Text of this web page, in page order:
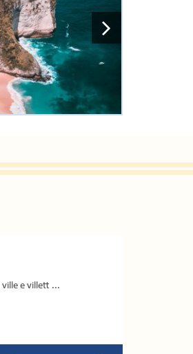
e villett ...